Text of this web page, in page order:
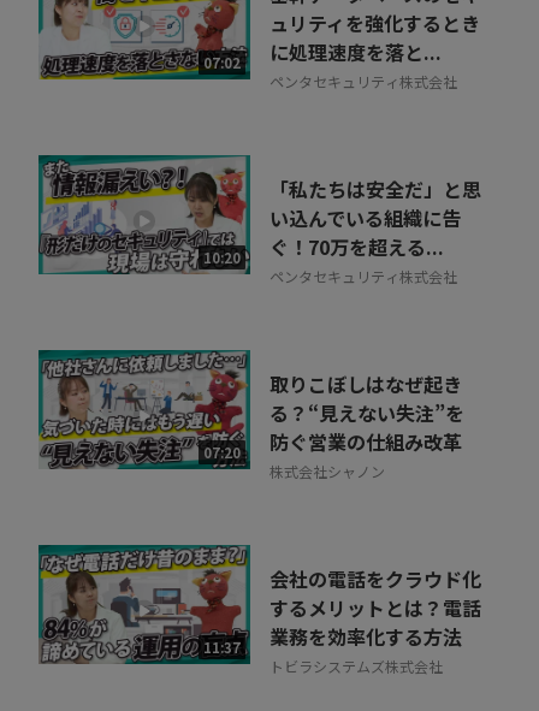
07:02
ュリティを強化するとき
に処理速度を落と...
ペンタセキュリティ株式会社
10:20
「私たちは安全だ」と思
い込んでいる組織に告
ぐ！70万を超える...
ペンタセキュリティ株式会社
07:20
取りこぼしはなぜ起き
る？“見えない失注”を
防ぐ営業の仕組み改革
株式会社シャノン
11:37
会社の電話をクラウド化
するメリットとは？電話
業務を効率化する方法
トビラシステムズ株式会社